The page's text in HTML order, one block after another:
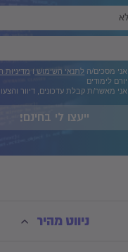
אני מסכים/ה לתנאי השימוש ו מדיניות
יורם לימודים
אני מאשר/ת קבלת עדכונים, דיוור
ייעצו לי בחינם!
ניווט מהיר